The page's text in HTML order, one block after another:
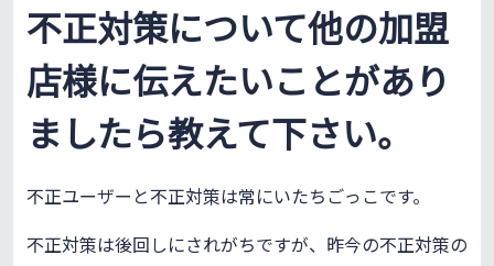
不正対策について他の加盟
店様に伝えたいことがあり
ましたら教えて下さい。
不正ユーザーと不正対策は常にいたちごっこです。
不正対策は後回しにされがちですが、昨今の不正対策の